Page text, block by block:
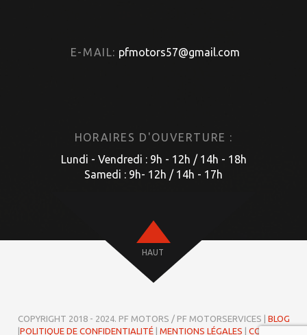
E-MAIL: pfmotors57@gmail.com
HORAIRES D'OUVERTURE :
Lundi - Vendredi : 9h - 12h / 14h - 18h
Samedi : 9h- 12h / 14h - 17h
HAUT
COPYRIGHT 2018 - 2024. PF MOTORS / PF MOTORSERVICES | BLOG
|POLITIQUE DE CONFIDENTIALITÉ| MENTIONS LÉGALES | COOKIES